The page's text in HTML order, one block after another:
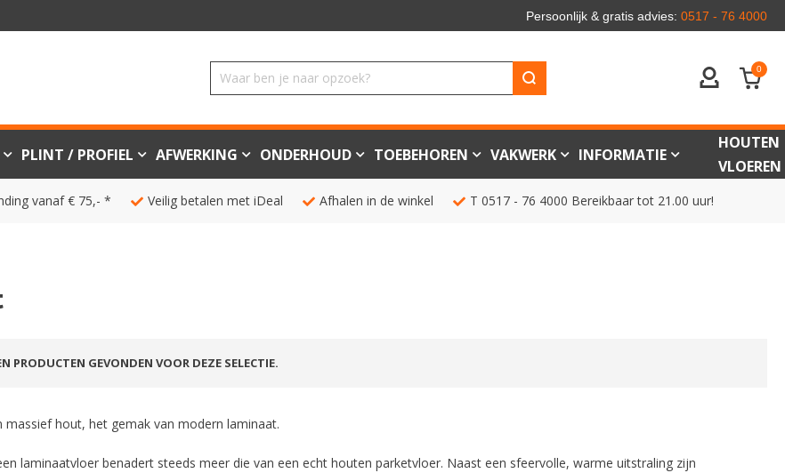
Persoonlijk & gratis advies: 0517 - 76 4000
ACCOUNT
0
PLINT / PROFIEL AFWERKING ONDERHOUD TOEBEHOREN VAKWERK INFORMATIE
HOUTEN
VLOEREN
vanaf € 75,- * Veilig betalen met iDeal Afhalen in de winkel T 0517 - 76 4000 Bereikbaar tot 21.00 uur!
PRODUCTEN GEVONDEN VOOR DEZE SELECTIE.
massief hout, het gemak van modern laminaat.
laminaatvloer benadert steeds meer die van een echt houten parketvloer. Naast een sfeervolle, warme uitstraling zijn